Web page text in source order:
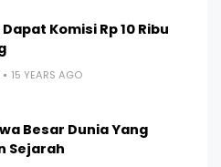
Komisi Rp 10 Ribu
15 YEARS AGO
Besar Dunia Yang
Sejarah